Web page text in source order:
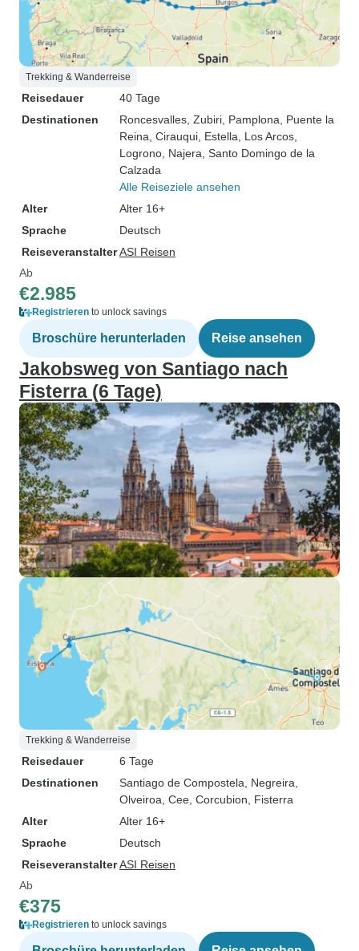
Trekking & Wanderreise
Reisedauer
40 Tage
Destinationen
Roncesvalles , Zubiri , Pamplona , Puente la
Reina , Cirauqui , Estella , Los Arcos
Logrono , Najera , Santo Domingo de la
Calzada
Alle Reiseziele ansehen
Alter
Alter 16+
Sprache
Deutsch
ReiseveranstalterASI Reisen
Ab
€2.985
Registrieren to unlock savings
Broschüre herunterladen Reise ansehen
Jakobsweg von Santiago nach
Fisterra (6 Tage)
Trekking & Wanderreise
Reisedauer
6 Tage
Destinationen
Santiago de Compostela , Negreira
Olveiroa , Cee , Corcubion , Fisterra
Alter
Alter 16+
Sprache
Deutsch
ReiseveranstalterASI Reisen
Ab
€375
Registrieren to unlock savings